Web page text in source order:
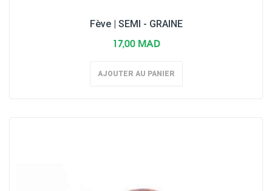
Fève | SEMI - GRAINE
17,00 MAD
AJOUTER AU PANIER